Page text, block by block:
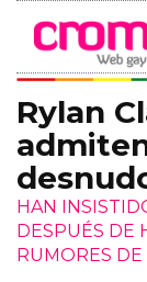
Rylan
HAN
DESPUÉS DE
RUMORES DE